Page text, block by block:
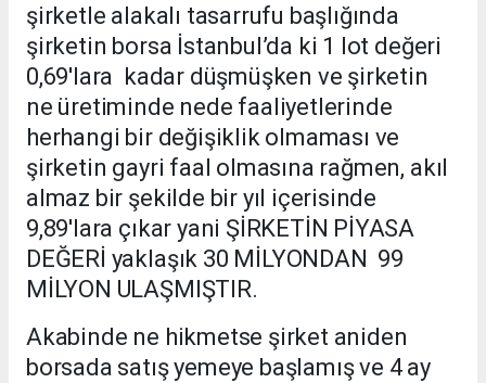
şirketle alakalı tasarrufu başlığında
şirketin borsa İstanbul’da ki 1 lot değeri
0,69'lara kadar düşmüşken ve şirketin
ne üretiminde nede faaliyetlerinde
herhangi bir değişiklik olmaması ve
şirketin gayri faal olmasına rağmen, akıl
almaz bir şekilde bir yıl içerisinde
9,89'lara çıkar yani ŞİRKETİN PİYASA
DEĞERİ yaklaşık 30 MİLYONDAN 99
MİLYON ULAŞMIŞTIR.
Akabinde ne hikmetse şirket aniden
borsada satış yemeye başlamış ve 4 ay